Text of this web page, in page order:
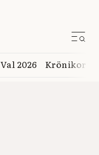
Val 2026 Krönikor